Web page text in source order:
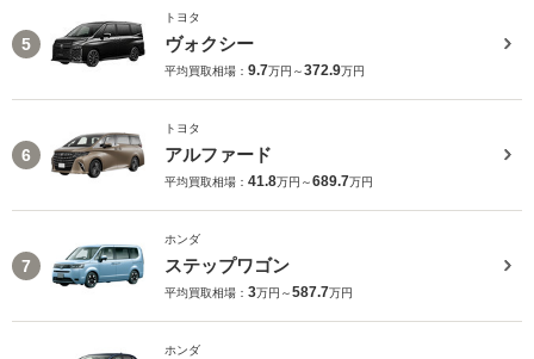
5
トヨタ
ヴォクシー
平均買取相場： 9.7万円～372.9万円
6
トヨタ
アルファード
平均買取相場： 41.8万円～689.7万円
7
ホンダ
ステップワゴン
平均買取相場： 3万円～587.7万円
ホンダ